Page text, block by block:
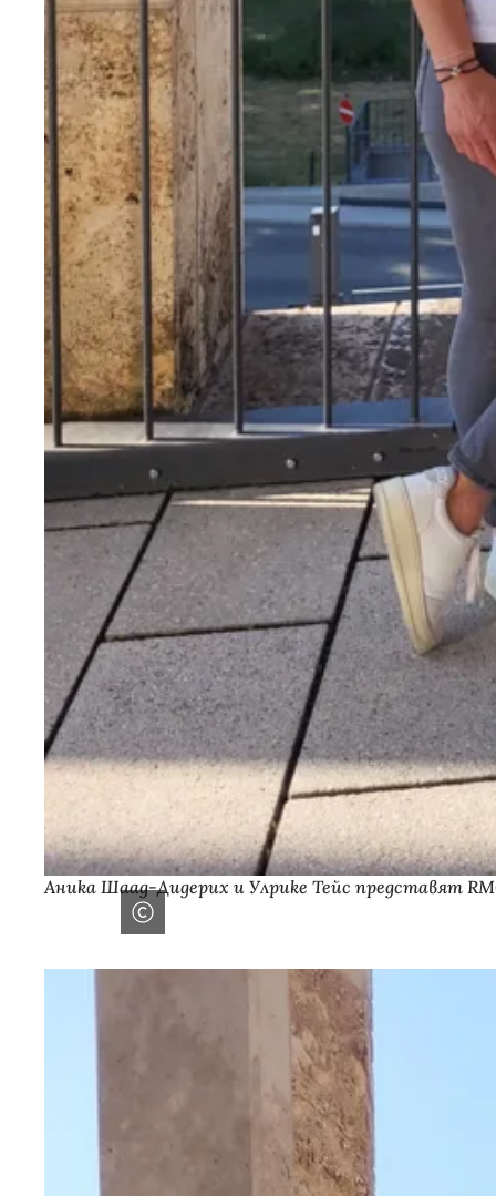
Аника Шаад-Дидерих и Улрике Тейс представят